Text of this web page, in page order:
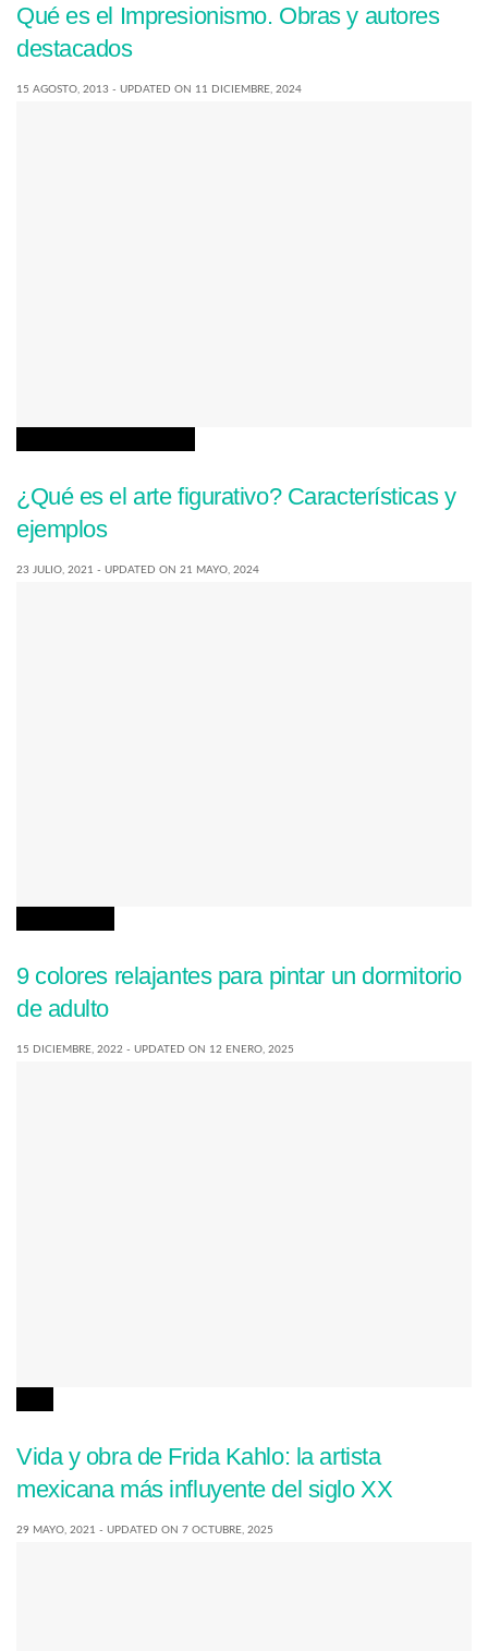
Qué es el Impresionismo. Obras y autores
destacados
15 AGOSTO, 2013 - UPDATED ON 11 DICIEMBRE, 2024
¿Qué es el arte figurativo? Características y
ejemplos
23 JULIO, 2021 - UPDATED ON 21 MAYO, 2024
9 colores relajantes para pintar un dormitorio
de adulto
15 DICIEMBRE, 2022 - UPDATED ON 12 ENERO, 2025
Vida y obra de Frida Kahlo: la artista
mexicana más influyente del siglo XX
29 MAYO, 2021 - UPDATED ON 7 OCTUBRE, 2025